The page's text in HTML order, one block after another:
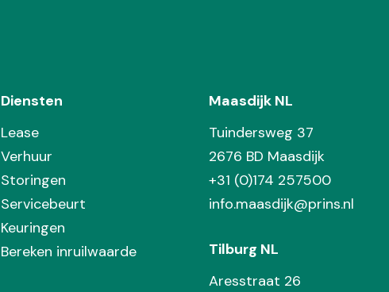
Diensten
Lease
Verhuur
Storingen
Servicebeurt
Keuringen
Bereken inruilwaarde
Maasdijk NL
Tuindersweg 37
2676 BD Maasdijk
+31 (0)174 257500
info.maasdijk@prins.nl
Tilburg NL
Aresstraat 26